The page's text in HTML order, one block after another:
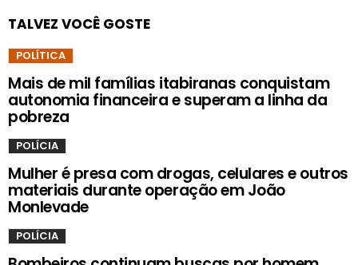
TALVEZ VOCÊ GOSTE
POLÍTICA
Mais de mil famílias itabiranas conquistam
autonomia financeira e superam a linha da
pobreza
POLÍCIA
Mulher é presa com drogas, celulares e outros
materiais durante operação em João
Monlevade
POLÍCIA